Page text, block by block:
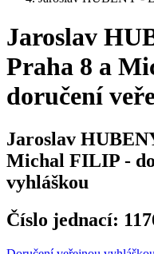
Jaroslav
Praha 8 a
doručení
Jaroslav
Michal FILIP -
vyhláškou
Číslo jednací: